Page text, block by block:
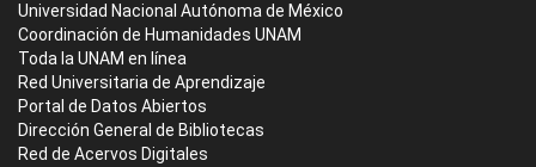
Universidad Nacional Autónoma de México
Coordinación de Humanidades UNAM
Toda la UNAM en línea
Red Universitaria de Aprendizaje
Portal de Datos Abiertos
Dirección General de Bibliotecas
Red de Acervos Digitales